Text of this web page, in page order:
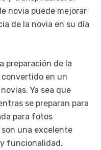
novia puede mejorar
de la novia en su día
preparación de la
convertido en un
Ya sea que
se preparan para
para fotos
son una excelente
funcionalidad.